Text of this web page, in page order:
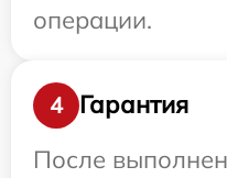
операции.
4
Гарантия
После